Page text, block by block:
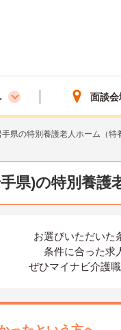
面談
手県の特別養護老人ホーム（特
県)の特別養護
お選びいただいた
条件に合った求
ぜひマイナビ介護